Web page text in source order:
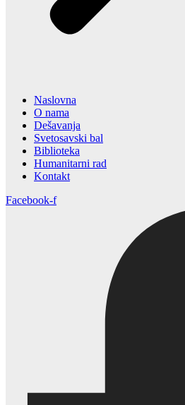
Naslovna
O nama
Dešavanja
Svetosavski bal
Biblioteka
Humanitarni rad
Kontakt
Facebook-f